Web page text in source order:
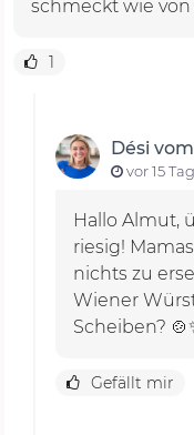
Thermomix®
Video zum
schmeckt wie von
1
Dési
vor 15
Hallo Almut,
riesig!
nichts zu
Wiener
Scheiben?
Gefällt mir